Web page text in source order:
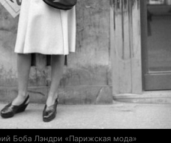
Боба Лэндри «Парижская мода»